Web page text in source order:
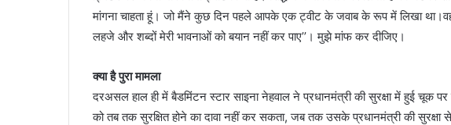
मांगना चाहता हूं। जो मैंने कुछ दिन पहले आपके एक ट्वीट के जवाब के रूप में लिखा
लहजे और शब्दों मेरी भावनाओं को बयान नहीं कर पाए’’। मुझे मांफ कर दीजिए।
क्या है पुरा मामला
दरअसल हाल ही में बैडमिंटन स्टार साइना नेहवाल ने प्रधानमंत्री की सुरक्षा में हुई चूक
को तब तक सुरक्षित होने का दावा नहीं कर सकता, जब तक उसके प्रधानमंत्री की सुरक्षा